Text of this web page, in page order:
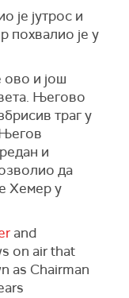
је јутрос и
похвалио је у
ово и још
Његово
траг у
и
да
Хемер у
and
on air that
as Chairman